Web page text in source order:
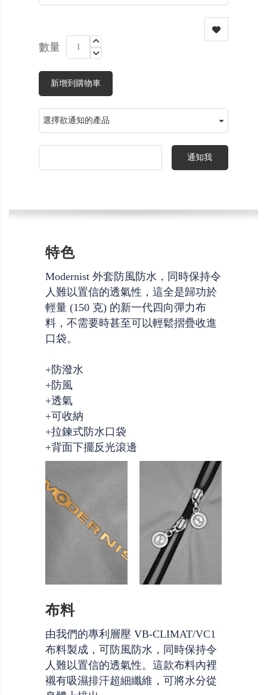
數量
新增到購物車
通知我
特色
Modernist 外套防風防水，同時保持令
人難以置信的透氣性，這全是歸功於
輕量 (150 克) 的新一代四向彈力布
料，不需要時甚至可以輕鬆摺疊收進
口袋。
+防潑水
+防風
+透氣
+可收納
+拉鍊式防水口袋
+背面下擺反光滾邊
布料
由我們的專利層壓 VB-CLIMAT/VC1
布料製成，可防風防水，同時保持令
人難以置信的透氣性。這款布料內裡
襯有吸濕排汗超細纖維，可將水分從